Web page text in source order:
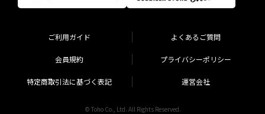
ご利用ガイド よくあるご質問
会員規約 プライバシーポリシー
特定商取引法に基づく表記 運営会社
© Toho Co., Ltd. All Rights Reserved.